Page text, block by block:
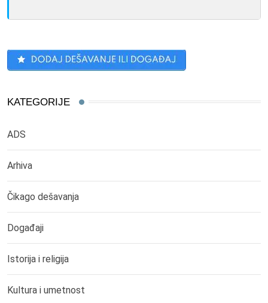
KATEGORIJE
ADS
Arhiva
Čikago dešavanja
Događaji
Istorija i religija
Kultura i umetnost